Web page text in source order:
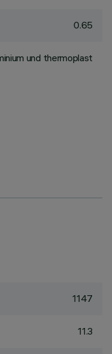
0.65
und thermoplast
1147
11.3